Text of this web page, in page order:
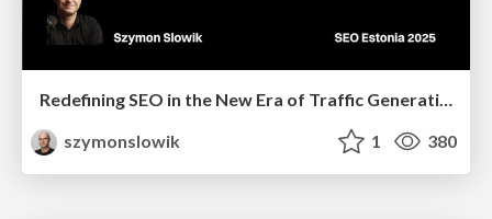
Redefining SEO in the New Era of Traffic Generation
szymonslowik
1 380